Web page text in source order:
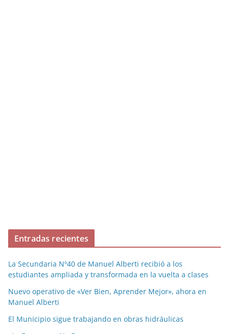
Entradas recientes
La Secundaria Nº40 de Manuel Alberti recibió a los
estudiantes ampliada y transformada en la vuelta a clases
Nuevo operativo de «Ver Bien, Aprender Mejor», ahora en
Manuel Alberti
El Municipio sigue trabajando en obras hidráulicas